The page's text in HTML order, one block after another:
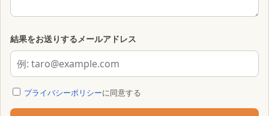
結果をお送りするメールアドレス
プライバシーポリシーに同意する